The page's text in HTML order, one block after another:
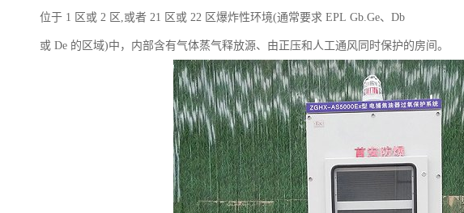
位于 1 区或 2 区,或者 21 区或 22 区爆炸性环境(通常要求 EPL Gb.Ge、Db
或 De 的区域)中，内部含有气体蒸气释放源、由正压和人工通风同时保护的房间。